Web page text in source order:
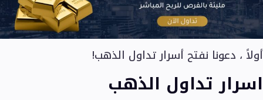
معلومات التداول
إجراءات الشركات
إجراءات الشركات الأسبوعية
تواريخ انتهاء عقود الآجل
أسعار السواب
العطلات القادمة
جدول مواعيد التوقيت الصيفي
أولاً ، دعونا نفتح أسرار تداول الذهب!
اسرار تداول الذهب